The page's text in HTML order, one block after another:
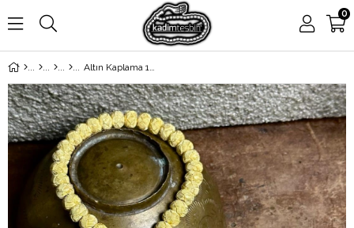
0
Altın Kaplama 1000 Ayar El Örmesi Püsküllü Gümüş Kazaziye Tesbih